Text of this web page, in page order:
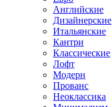
Английские
Дизайнерские
Итальянские
Кантри
Классические
Лофт
Модерн
Прованс
Неоклассика